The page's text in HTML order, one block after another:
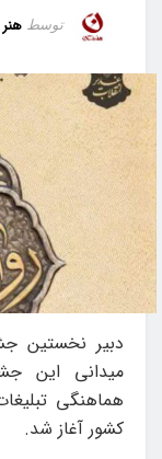
توسط
دبیر نخستین
هماهنگی
کشور آغاز شد.